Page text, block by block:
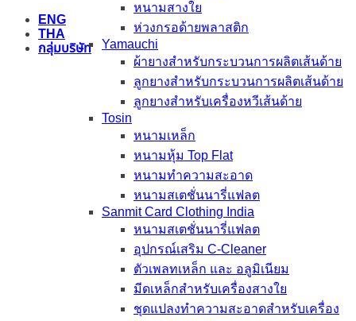
ENG
THA
กลุ่มบริษัท
หนามสางใย
ห่วงกรอด้ายพลาสติก
Yamauchi
ผ้ายางสำหรับกระบวนการผลิตเส้นด้าย
ลูกยางสำหรับกระบวนการผลิตเส้นด้าย
ลูกยางสำหรับเครื่องหวีเส้นด้าย
Tosin
หนามเหล็ก
หนามหุ้ม Top Flat
หนามทำความสะอาด
หนามสเตชั่นนารี่แฟลต
Sanmit Card Clothing India
หนามสเตชั่นนารี่แฟลต
อุปกรณ์เสริม C-Cleaner
ตัวเพลทเหล็ก และ อลูมิเนียม
มีดเหล็กสำหรับเครื่องสางใย
ชุดแปลงทำความสะอาดสำหรับเครื่อง